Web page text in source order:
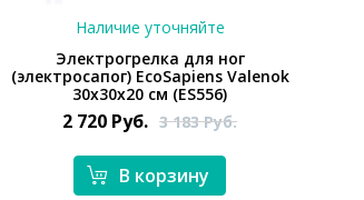
Наличие уточняйте
Электрогрелка для ног
(электросапог) EcoSapiens Valenok
30х30х20 см (ES556)
2 720 Руб. 3 183Руб.
В корзину